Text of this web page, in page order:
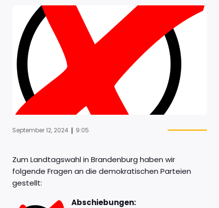
September 12, 2024 | 9:05
Zum Landtagswahl in Brandenburg haben wir
folgende Fragen an die demokratischen Parteien
gestellt:
Abschiebungen: